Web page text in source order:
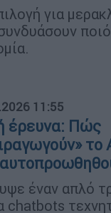
για
11:55
έρευνα: Πώς
το
έναν απλό
chatbots